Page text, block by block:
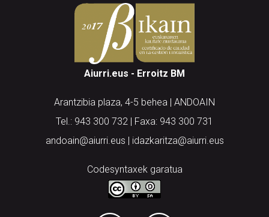
Aiurri.eus - Erroitz BM
Arantzibia plaza, 4-5 behea | ANDOAIN
Tel.: 943 300 732 | Faxa: 943 300 731
andoain@aiurri.eus | idazkaritza@aiurri.eus
Codesyntaxek garatua